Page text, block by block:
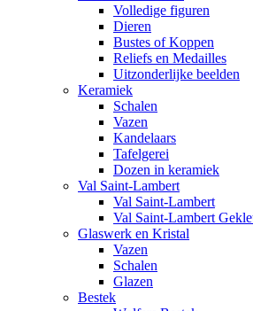
Volledige figuren
Dieren
Bustes of Koppen
Reliefs en Medailles
Uitzonderlijke beelden
Keramiek
Schalen
Vazen
Kandelaars
Tafelgerei
Dozen in keramiek
Val Saint-Lambert
Val Saint-Lambert
Val Saint-Lambert
Glaswerk en Kristal
Vazen
Schalen
Glazen
Bestek